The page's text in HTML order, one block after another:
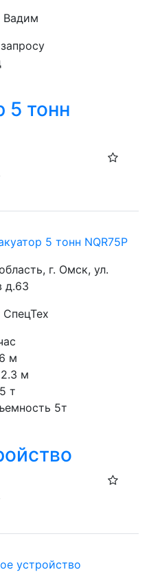
Вадим
5 тонн
5 тонн NQR75P
г. Омск, ул.
д.63
СпецТех
м
м
т
5т
устройство